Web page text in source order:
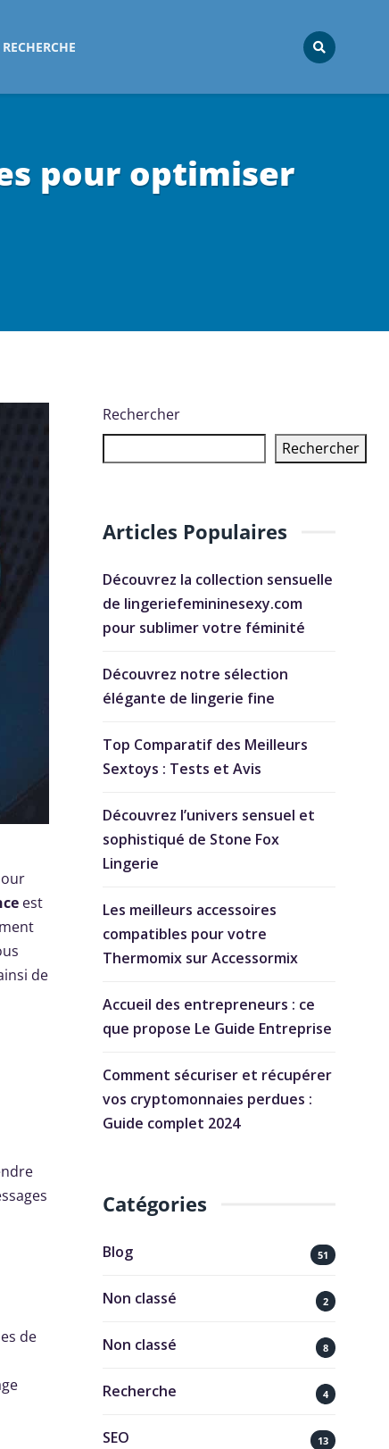
RECHERCHE
pour optimiser
est
de
de
Rechercher
Rechercher
Articles Populaires
Découvrez la collection sensuelle
de lingeriefemininesexy.com
pour sublimer votre féminité
Découvrez notre sélection
élégante de lingerie fine
Top Comparatif des Meilleurs
Sextoys : Tests et Avis
Découvrez l’univers sensuel et
sophistiqué de Stone Fox
Lingerie
Les meilleurs accessoires
compatibles pour votre
Thermomix sur Accessormix
Accueil des entrepreneurs : ce
que propose Le Guide Entreprise
Comment sécuriser et récupérer
vos cryptomonnaies perdues :
Guide complet 2024
Catégories
Blog 51
Non classé 2
Non classé 8
Recherche 4
SEO 13